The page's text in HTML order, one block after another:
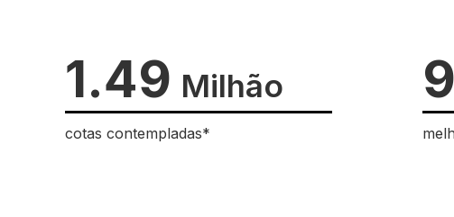
1.49 Milhão
cotas contempladas*